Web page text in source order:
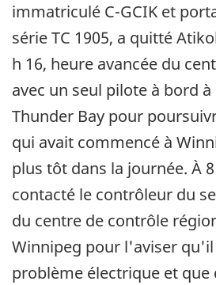
immatriculé C-GCIK et
série TC 1905, a quitté
h 16, heure avancée du
avec un seul pilote à bord
Thunder Bay pour
qui avait commencé à
plus tôt dans la journée. À
contacté le contrôleur du
du centre de contrôle
Winnipeg pour l'aviser
problème électrique et que